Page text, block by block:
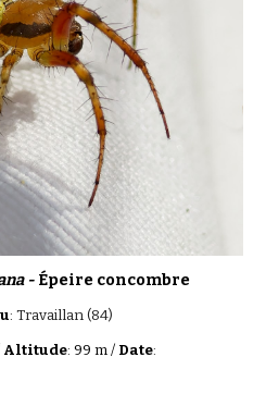
- Épeire concombre
:Travaillan(84)
Altitude:99 m / Date: